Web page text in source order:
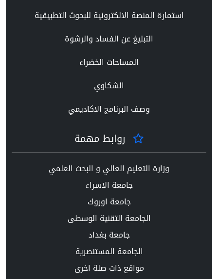
استمارة المنصة الالكترونية للبحوث التطبيقية
التبليغ عن الفساد والرشوة
المساحات الخضراء
الشكاوي
وصف البرنامج الاكاديمي
روابط مهمة
وزارة التعليم العالي و البحث العلمي
جامعة الاسراء
جامعة اوروك
الجامعة التقنية الوسطى
جامعة بغداد
الجامعة المستنصرية
مواقع ذات صلة اخرى